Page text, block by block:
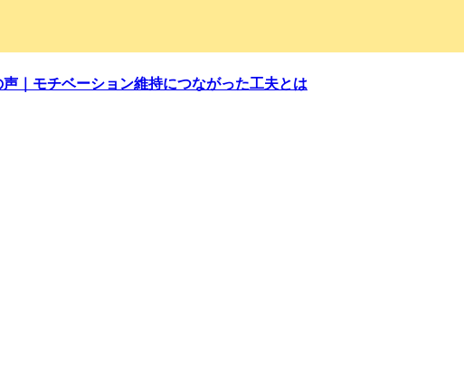
｜モチベーション維持につながった工夫とは